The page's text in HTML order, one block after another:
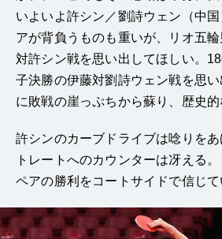
いよいよ許シン／劉詩ウェン（中
アが背負うものも重いが、リオ五
対許シン戦を思い出してほしい。
子決勝の伊藤対劉詩ウェン戦を思
に敗戦の崖っぷちから蘇り、歴史的
許シンのカーブドライブは唸りを
トレートへのカウンターは冴える
ペアの勝利をコートサイドで信じて